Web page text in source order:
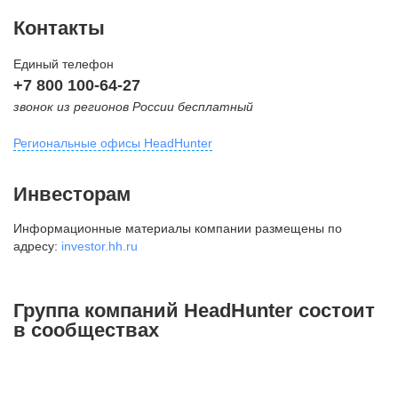
Контакты
Единый телефон
+7 800 100-64-27
звонок из регионов России бесплатный
Региональные офисы HeadHunter
внутригородская территория
Муниципальный округ Тверской,
2-я Брестская ул., д. 48,
+7 495 980-64-27
Инвесторам
Информационные материалы компании размещены по
адресу: investor.hh.ru
Группа компаний HeadHunter состоит
в сообществах